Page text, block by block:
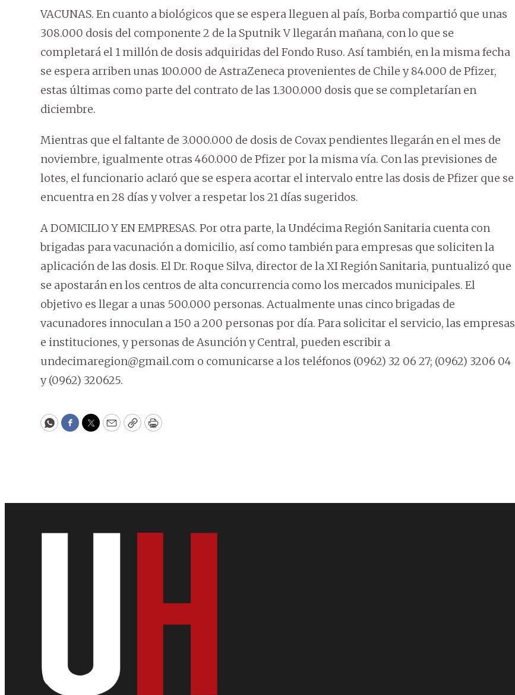
VACUNAS. En cuanto a biológicos que se espera lleguen al país, Borba compartió que unas
308.000 dosis del componente 2 de la Sputnik V llegarán mañana, con lo que se
completará el 1 millón de dosis adquiridas del Fondo Ruso. Así también, en la misma fecha
se espera arriben unas 100.000 de AstraZeneca provenientes de Chile y 84.000 de Pfizer,
estas últimas como parte del contrato de las 1.300.000 dosis que se completarían en
diciembre.
Mientras que el faltante de 3.000.000 de dosis de Covax pendientes llegarán en el mes de
noviembre, igualmente otras 460.000 de Pfizer por la misma vía. Con las previsiones de
lotes, el funcionario aclaró que se espera acortar el intervalo entre las dosis de Pfizer que se
encuentra en 28 días y volver a respetar los 21 días sugeridos.
A DOMICILIO Y EN EMPRESAS. Por otra parte, la Undécima Región Sanitaria cuenta con
brigadas para vacunación a domicilio, así como también para empresas que soliciten la
aplicación de las dosis. El Dr. Roque Silva, director de la XI Región Sanitaria, puntualizó que
se apostarán en los centros de alta concurrencia como los mercados municipales. El
objetivo es llegar a unas 500.000 personas. Actualmente unas cinco brigadas de
vacunadores innoculan a 150 a 200 personas por día. Para solicitar el servicio, las empresas
e instituciones, y personas de Asunción y Central, pueden escribir a
undecimaregion@gmail.com o comunicarse a los teléfonos (0962) 32 06 27; (0962) 3206 04
y (0962) 320625.
WhatsApp
Facebook
Twitter
EmailCopyPrint